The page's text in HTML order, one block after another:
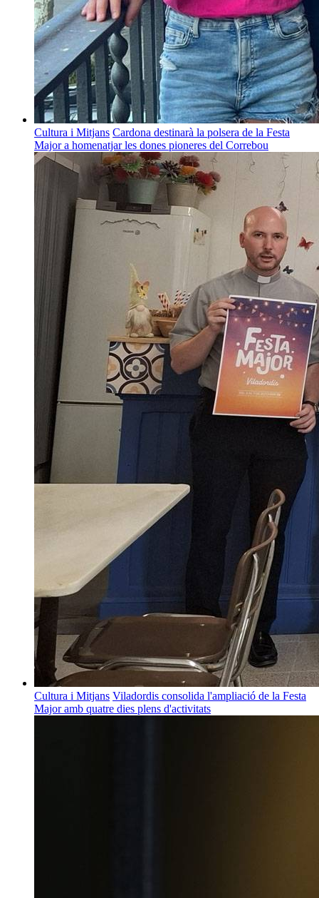
Cultura i Mitjans Cardona destinarà la polsera de la Festa
Major a homenatjar les dones pioneres del Correbou
Cultura i Mitjans Viladordis consolida l'ampliació de la Festa
Major amb quatre dies plens d'activitats